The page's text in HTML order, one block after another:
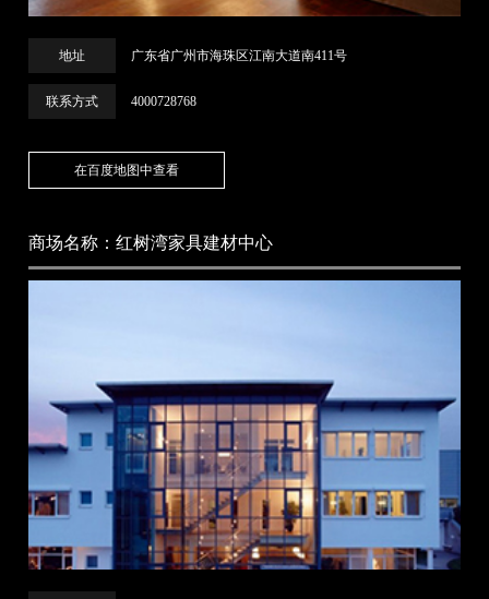
法律条款
网站地图
粤ICP备14056277号 | 电话：0769-89988601 | 邮箱：
地址 广东省广州市海珠区江南大道南411号
联系方式 4000728768
在百度地图中查看
商场名称：红树湾家具建材中心